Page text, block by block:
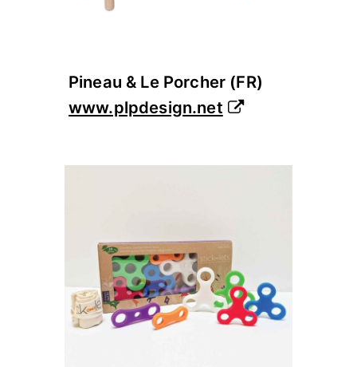
Pineau & Le Porcher (FR)
www.plpdesign.net